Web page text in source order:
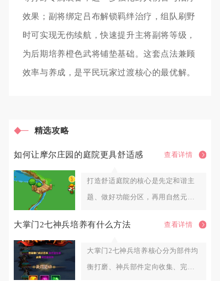
效果；副将绑定吕布解锁羁绊治疗，组队刷野
时可实现无伤续航，快速提升主将副将等级，
为后期培养橙色武将铺垫基础。这套点法兼顾
效率与养成，是平民玩家过渡核心的最优解。
精选攻略
如何让摩尔庄园的庭院更具舒适感 查看详情
打造舒适庭院的核心是先定和谐主
题、做好功能分区，再用自然元
节，
大掌门2七神兵培养有什么方法 查看详情
大掌门2七神兵培养核心分为部件均
衡打磨、神兵部件定向收集、完整